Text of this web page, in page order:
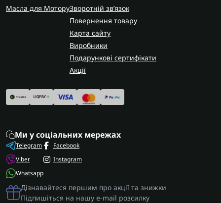
Масла для МоторуЗворотній зв’язок
Повернення товару
Карта сайту
Виробники
Подарункові сертифікати
Акції
Ми у соціальних мережах
Telegram
Viber
Whatsapp
Facebook
Instagram
Дізнавайтеся першим про акції та знижки
Підпишіться на нашу e-mail розсилку